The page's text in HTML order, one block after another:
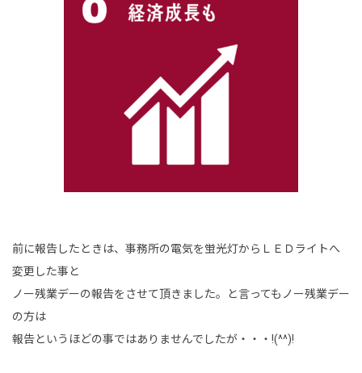
前に報告したときは、事務所の電気を蛍光灯からＬＥＤライトへ
変更した事と
ノー残業デーの報告をさせて頂きました。と言ってもノー残業デー
の方は
報告というほどの事ではありませんでしたが・・・!(^^)!